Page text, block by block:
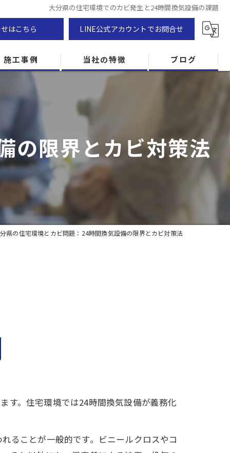
大分県の住宅環境でのカビ発生と24時間換気設備の課題
はこちら LINE公式アカウントでお問合せ
施工事例 当社の特徴
防カビ
カビ専門
ZEH住宅
カビ検査
ブログ
の限界とカビ対策法
県の住宅環境とカビ問題：24時間換気設備の限界とカビ対策法
す。住宅環境では24時間換気設備が義務化
ることが一般的です。ビニールクロスやコ